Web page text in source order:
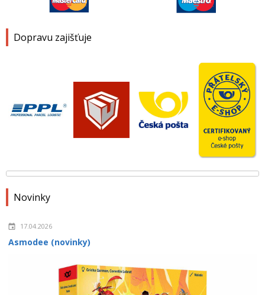
Dopravu zajišťuje
Novinky
17.04.2026
Asmodee (novinky)